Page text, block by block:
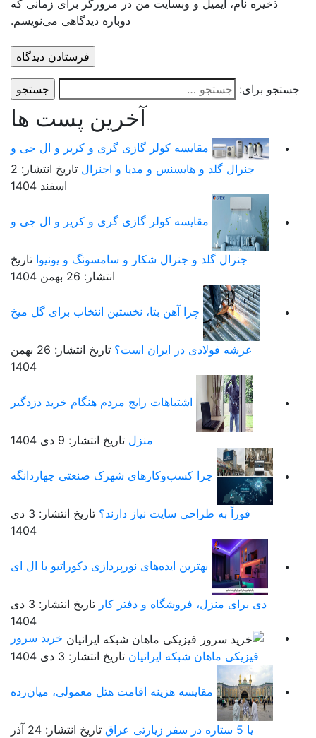
ذخیره نام، ایمیل و وبسایت من در مرورگر برای زمانی که
دوباره دیدگاهی می‌نویسم.
برای:
آخرین پست ها
مقایسه کولر گازی گری و کریر و ال جی و
جنرال گلد و هایسنس و مدیا و اجنرال
تاریخ انتشار: 2
اسفند 1404
مقایسه کولر گازی گری و کریر و ال جی و
جنرال گلد و جنرال شکار و سامسونگ و یونیوا تاریخ
انتشار: 26 بهمن 1404
چرا آهن بتا، نخستین انتخاب برای گل میخ
عرشه فولادی در ایران است؟
تاریخ انتشار: 26 بهمن
1404
اشتباهات رایج مردم هنگام خرید دزدگیر
منزل تاریخ انتشار: 9 دی 1404
چرا کسب‌وکارهای شهرک صنعتی چهاردانگه
فوراً به طراحی سایت نیاز دارند؟
تاریخ انتشار: 3 دی
1404
بهترین ایده‌های نورپردازی دکوراتیو با ال ای
دی برای منزل، فروشگاه و دفتر کار
تاریخ انتشار: 3 دی
1404
خرید سرور
فیزیکی ماهان شبکه ایرانیان تاریخ انتشار: 3 دی 1404
مقایسه هزینه اقامت هتل معمولی، میان‌رده
تاریخ انتشار: 24 آذر